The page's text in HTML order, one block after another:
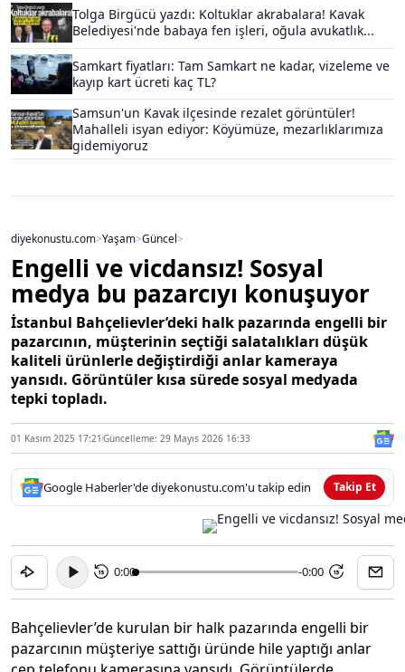
Tolga Birgücü yazdı: Koltuklar akrabalara! Kavak
Belediyesi'nde babaya fen işleri, oğula avukatlık...
Samkart fiyatları: Tam Samkart ne kadar, vizeleme ve
kayıp kart ücreti kaç TL?
Samsun'un Kavak ilçesinde rezalet görüntüler!
Mahalleli isyan ediyor: Köyümüze, mezarlıklarımıza
gidemiyoruz
diyekonustu.com>Yaşam>Güncel>
Engelli ve vicdansız! Sosyal
medya bu pazarcıyı konuşuyor
İstanbul Bahçelievler’deki halk pazarında engelli bir
pazarcının, müşterinin seçtiği salatalıkları düşük
kaliteli ürünlerle değiştirdiği anlar kameraya
yansıdı. Görüntüler kısa sürede sosyal medyada
tepki topladı.
01 Kasım 2025 17:21 Güncelleme: 29 Mayıs 2026 16:33
Google Haberler'de diyekonustu.com'u takip edin Takip Et
15 0:00 -0:00 15
Bahçelievler’de kurulan bir halk pazarında engelli bir
pazarcının müşteriye sattığı üründe hile yaptığı anlar